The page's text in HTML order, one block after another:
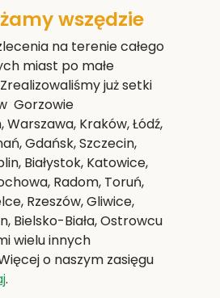
wszędzie
na terenie całego
miast po małe
już setki
Gorzowie
Warszawa, Kraków, Łódź,
Gdańsk, Szczecin,
Białystok, Katowice,
Radom, Toruń,
Rzeszów, Gliwice,
Bielsko-Biała, Ostrowcu
i wielu innych
o naszym zasięgu
.